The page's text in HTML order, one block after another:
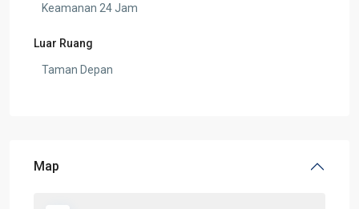
Keamanan 24 Jam
Luar Ruang
Taman Depan
Map